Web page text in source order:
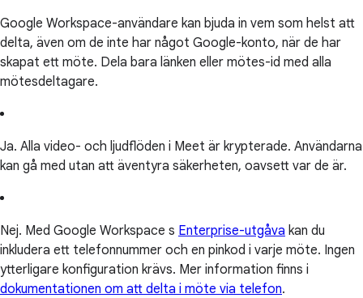
Google Workspace-användare kan bjuda in vem som helst att
delta, även om de inte har något Google-konto, när de har
skapat ett möte. Dela bara länken eller mötes-id med alla
mötesdeltagare.
Ja. Alla video- och ljudflöden i Meet är krypterade. Användarna
kan gå med utan att äventyra säkerheten, oavsett var de är.
Nej. Med Google Workspace s Enterprise-utgåva kan du
inkludera ett telefonnummer och en pinkod i varje möte. Ingen
ytterligare konfiguration krävs. Mer information finns i
dokumentationen om att delta i möte via telefon.